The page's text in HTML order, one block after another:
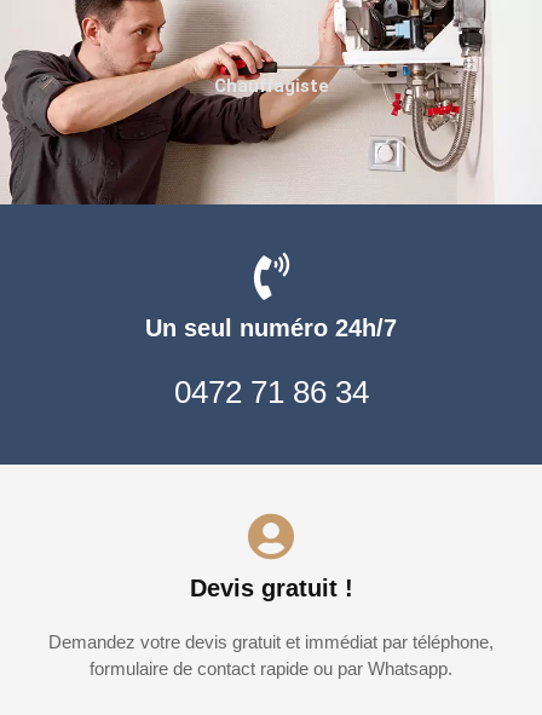
Un seul numéro 24h/7
0472 71 86 34
Devis gratuit !
Demandez votre devis gratuit et immédiat par téléphone,
formulaire de contact rapide ou par Whatsapp.
Chauffagiste